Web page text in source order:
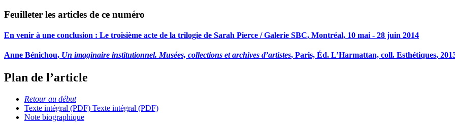
Feuilleter les articles de ce numéro
En venir à une conclusion : Le troisième acte de la trilogie de Sarah Pierce / Galerie SBC, Montréal, 10 mai - 28 juin 2014
Anne Bénichou, Un imaginaire institutionnel. Musées, collections et archives d’artistes, Paris, Éd. L’Harmattan, coll. Esthétiques,
Plan de l’article
Retour au début
Texte intégral (PDF) Texte intégral (PDF)
Note biographique